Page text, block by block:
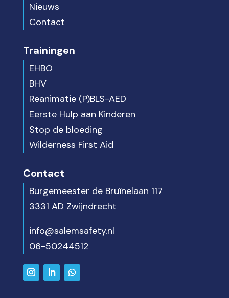
Nieuws
Contact
Trainingen
EHBO
BHV
Reanimatie (P)BLS-AED
Eerste Hulp aan Kinderen
Stop de bloeding
Wilderness First Aid
Contact
Burgemeester de Bruïnelaan 117
3331 AD Zwijndrecht
info@salemsafety.nl
06-50244512